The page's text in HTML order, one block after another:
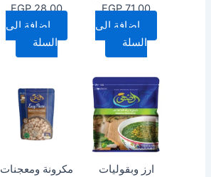
EGP71.00
إضافة إلى
السلة
EGP28.00
إضافة إلى
السلة
ارز وبقوليات مكرونة ومعجنات